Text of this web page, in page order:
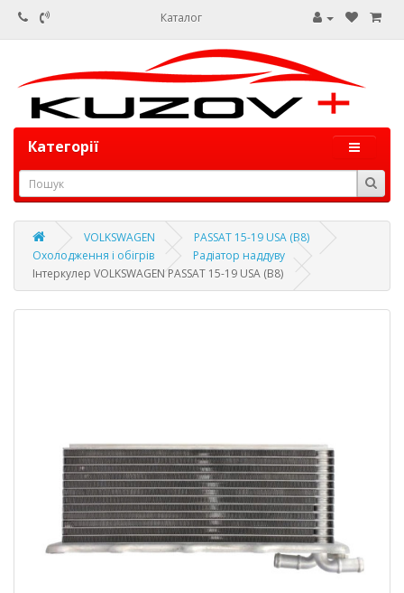
Каталог
Категорії
VOLKSWAGEN
PASSAT 15-19 USA (B8)
Охолодження і обігрів
Радіатор наддуву
Інтеркулер VOLKSWAGEN PASSAT 15-19 USA (B8)